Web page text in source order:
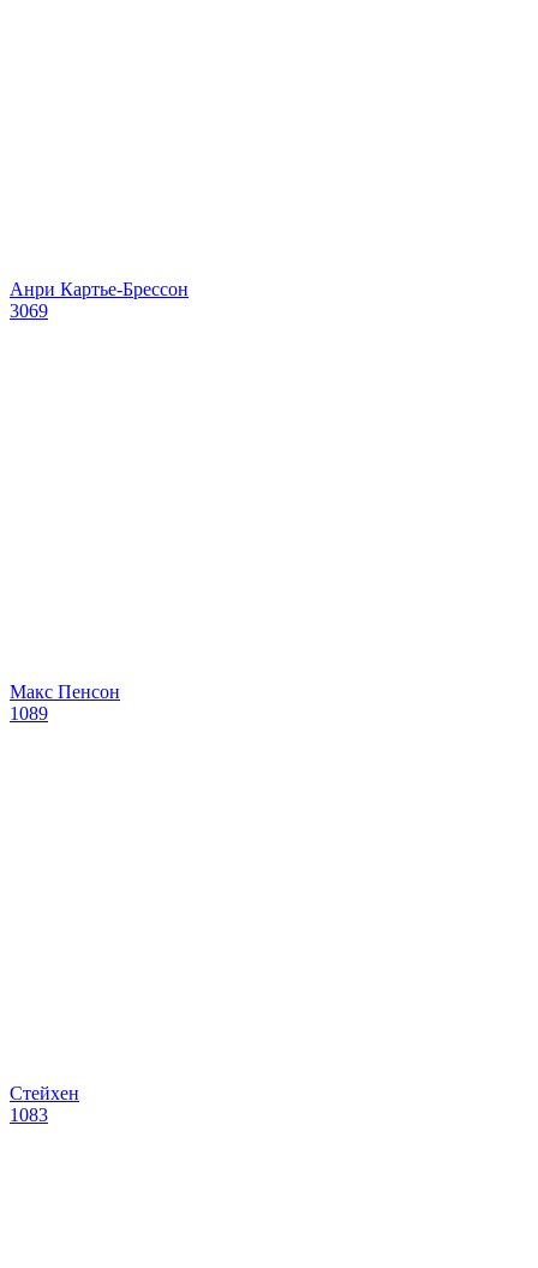
Анри Картье-Брессон
3069
Макс Пенсон
1089
Стейхен
1083